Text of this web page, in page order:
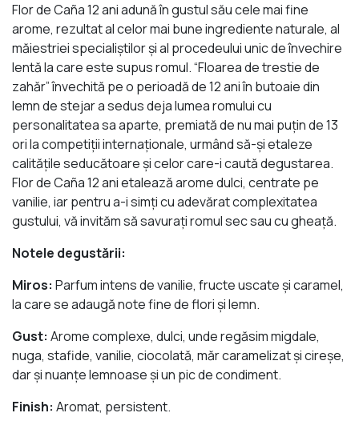
Flor de Caña 12 ani adună în gustul său cele mai fine
arome, rezultat al celor mai bune ingrediente naturale, al
măiestriei specialiştilor şi al procedeului unic de învechire
lentă la care este supus romul. “Floarea de trestie de
zahăr” învechită pe o perioadă de 12 ani în butoaie din
lemn de stejar a sedus deja lumea romului cu
personalitatea sa aparte, premiată de nu mai puţin de 13
ori la competiţii internaţionale, urmând să-şi etaleze
calităţile seducătoare şi celor care-i caută degustarea.
Flor de Caña 12 ani etalează arome dulci, centrate pe
vanilie, iar pentru a-i simţi cu adevărat complexitatea
gustului, vă invităm să savuraţi romul sec sau cu gheaţă.
Notele degustării:
Miros: Parfum intens de vanilie, fructe uscate şi caramel,
la care se adaugă note fine de flori şi lemn.
Gust: Arome complexe, dulci, unde regăsim migdale,
nuga, stafide, vanilie, ciocolată, măr caramelizat şi cireşe,
dar şi nuanţe lemnoase şi un pic de condiment.
Finish: Aromat, persistent.